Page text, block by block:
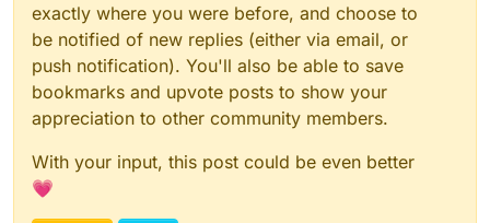
exactly where you were before, and choose to
be notified of new replies (either via email, or
push notification). You'll also be able to save
bookmarks and upvote posts to show your
appreciation to other community members.
With your input, this post could be even better
💗